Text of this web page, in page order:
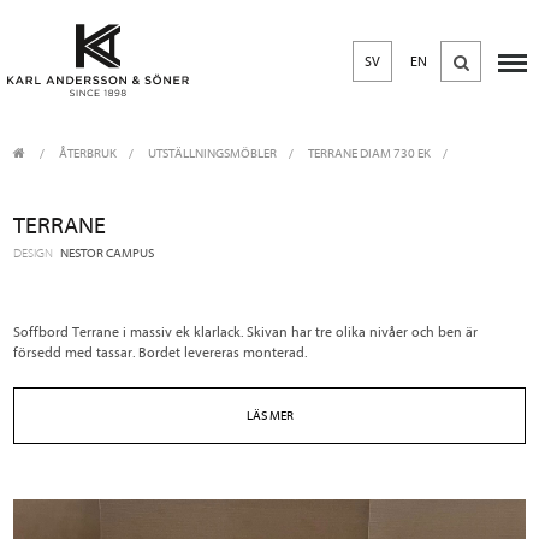
SV EN
ÅTERBRUK / UTSTÄLLNINGSMÖBLER / TERRANE DIAM 730 EK
TERRANE
DESIGN NESTOR CAMPUS
LÄS MER
Soffbord Terrane i massiv ek klarlack. Skivan har tre olika nivåer och ben är
försedd med tassar. Bordet levereras monterad.